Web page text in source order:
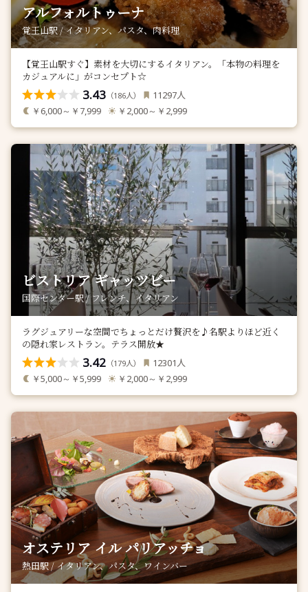
アルフォルトゥーナ
覚王山駅 / イタリアン、パスタ、肉料理
【覚王山駅すぐ】素材を大切にするイタリアン。「本物の料理を
カジュアルに」がコンセプト☆
3.43 （186人） 11297人
￥6,000～￥7,999 ￥2,000～￥2,999
ビストリア ギャッツビー
国際センター駅 / フレンチ、イタリアン
ラグジュアリーな空間でちょっとだけ贅沢を♪名駅よりほど近く
の隠れ家レストラン。テラス開放★
3.42 （179人） 12301 人
￥5,000～￥5,999 ￥2,000～￥2,999
オステリア イル パリアッチョ
熱田駅 / イタリアン、パスタ、ワインバー